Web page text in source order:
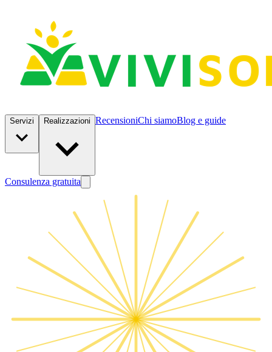
Servizi Realizzazioni RecensioniChi siamoBlog e guide
Consulenza gratuita